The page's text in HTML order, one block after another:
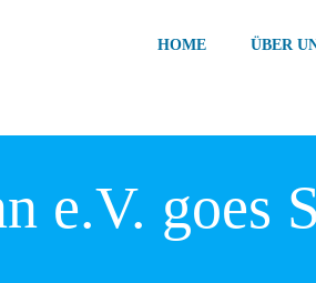
HOME ÜBER
e.V. goes